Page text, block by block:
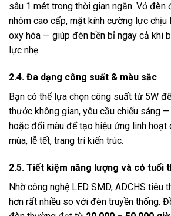
sâu 1 mét trong thời gian ngắn. Vỏ
nhôm cao cấp, mặt kính cường lực chịu
oxy hóa — giúp đèn bền bỉ ngay cả khi
lực nhẹ.
2.4. Đa dạng công suất & màu sắc
Bạn có thể lựa chọn công suất từ 5W
thước không gian, yêu cầu chiếu sáng
hoặc đổi màu để tạo hiệu ứng linh hoạt
mùa, lễ tết, trang trí kiến trúc.
2.5. Tiết kiệm năng lượng và có tuổi
Nhờ công nghệ LED SMD, ADCHS tiêu
hơn rất nhiều so với đèn truyền thống.